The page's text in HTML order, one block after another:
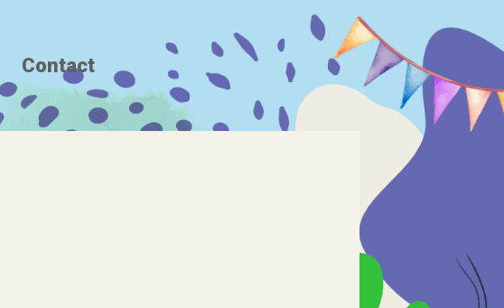
Contact